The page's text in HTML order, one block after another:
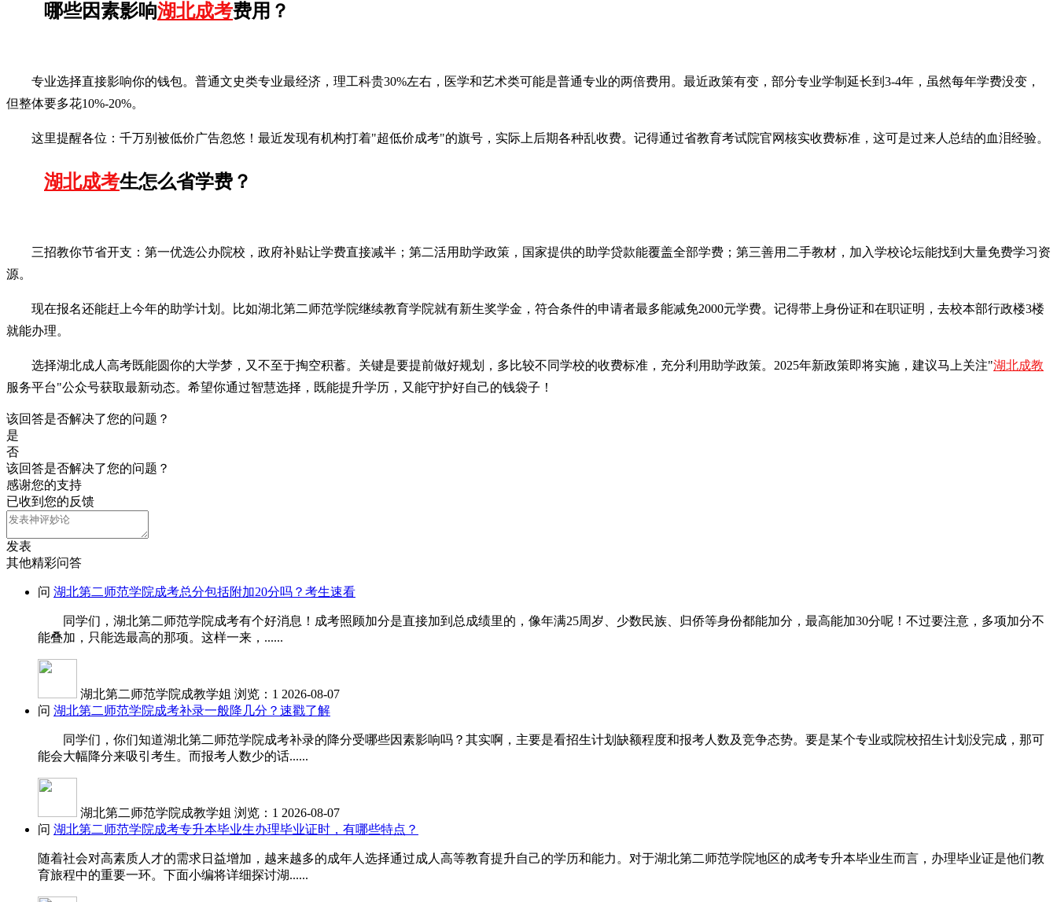
哪些因素影响湖北成考费用？
专业选择直接影响你的钱包。普通文史类专业最经济，理工科贵30%左右，医学和艺术类可能是普通专业的两倍费用。最近政策有变，部分专业学制延长到3-4年，虽然每年学费没变，
但整体要多花10%-20%。
这里提醒各位：千万别被低价广告忽悠！最近发现有机构打着"超低价成考"的旗号，实际上后期各种乱收费。记得通过省教育考试院官网核实收费标准，这可是过来人总结的血泪经验。
湖北成考生怎么省学费？
三招教你节省开支：第一优选公办院校，政府补贴让学费直接减半；第二活用助学政策，国家提供的助学贷款能覆盖全部学费；第三善用二手教材，加入学校论坛能找到大量免费学习资
源。
现在报名还能赶上今年的助学计划。比如湖北第二师范学院继续教育学院就有新生奖学金，符合条件的申请者最多能减免2000元学费。记得带上身份证和在职证明，去校本部行政楼3楼
就能办理。
选择湖北成人高考既能圆你的大学梦，又不至于掏空积蓄。关键是要提前做好规划，多比较不同学校的收费标准，充分利用助学政策。2025年新政策即将实施，建议马上关注"湖北成教
服务平台"公众号获取最新动态。希望你通过智慧选择，既能提升学历，又能守护好自己的钱袋子！
该回答是否解决了您的问题？
是
否
该回答是否解决了您的问题？
感谢您的支持
已收到您的反馈
发表
其他精彩问答
问 湖北第二师范学院成考总分包括附加20分吗？考生速看
同学们，湖北第二师范学院成考有个好消息！成考照顾加分是直接加到总成绩里的，像年满25周岁、少数民族、归侨等身份都能加分，最高能加30分呢！不过要注意，多项加分不
能叠加，只能选最高的那项。这样一来，......
湖北第二师范学院成教学姐 浏览：1 2026-08-07
问 湖北第二师范学院成考补录一般降几分？速戳了解
同学们，你们知道湖北第二师范学院成考补录的降分受哪些因素影响吗？其实啊，主要是看招生计划缺额程度和报考人数及竞争态势。要是某个专业或院校招生计划没完成，那可
能会大幅降分来吸引考生。而报考人数少的话......
湖北第二师范学院成教学姐 浏览：1 2026-08-07
问 湖北第二师范学院成考专升本毕业生办理毕业证时，有哪些特点？
随着社会对高素质人才的需求日益增加，越来越多的成年人选择通过成人高等教育提升自己的学历和能力。对于湖北第二师范学院地区的成考专升本毕业生而言，办理毕业证是他们教
育旅程中的重要一环。下面小编将详细探讨湖......